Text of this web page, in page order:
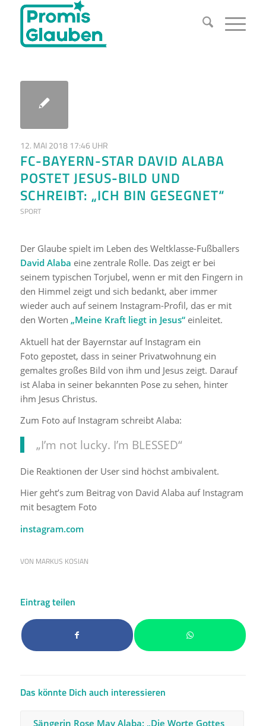
12. MAI 2018 17:46 UHR
FC-BAYERN-STAR DAVID ALABA
POSTET JESUS-BILD UND
SCHREIBT: „ICH BIN GESEGNET“
SPORT
Der Glaube spielt im Leben des Weltklasse-Fußballers
David Alaba eine zentrale Rolle. Das zeigt er bei
seinem typischen Torjubel, wenn er mit den Fingern in
den Himmel zeigt und sich bedankt, aber immer
wieder auch auf seinem Instagram-Profil, das er mit
den Worten „Meine Kraft liegt in Jesus“ einleitet.
Aktuell hat der Bayernstar auf Instagram ein
Foto gepostet, dass in seiner Privatwohnung ein
gemaltes großes Bild von ihm und Jesus zeigt. Darauf
ist Alaba in seiner bekannten Pose zu sehen, hinter
ihm Jesus Christus.
Zum Foto auf Instagram schreibt Alaba:
„I’m not lucky. I’m BLESSED“
Die Reaktionen der User sind höchst ambivalent.
Hier geht’s zum Beitrag von David Alaba auf Instagram
mit besagtem Foto
instagram.com
VON MARKUS KOSIAN
Eintrag teilen
Das könnte Dich auch interessieren
Sängerin Rose May Alaba: „Die Worte Gottes